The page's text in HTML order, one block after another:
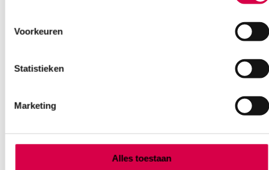
Voorkeuren
Statistieken
Marketing
Alles toestaan
Wees de eerste om “Swann-Morton scalpelmesjes + greep, nr. 12,
Je moetingelogd zijnom een beoordeling te plaatsen.
Op voorraad? Vandaag besteld, vandaag verzonden
Geen klein order toeslag vanaf €75 bestelwaarde